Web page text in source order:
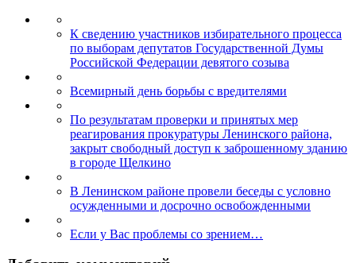
К сведению участников избирательного процесса
по выборам депутатов Государственной Думы
Российской Федерации девятого созыва
Всемирный день борьбы с вредителями
По результатам проверки и принятых мер
реагирования прокуратуры Ленинского района,
закрыт свободный доступ к заброшенному зданию
в городе Щелкино
В Ленинском районе провели беседы с условно
осужденными и досрочно освобожденными
Если у Вас проблемы со зрением…